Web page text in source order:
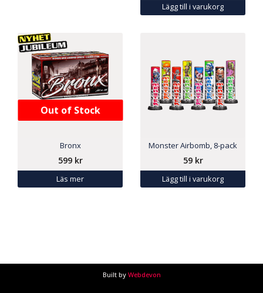
Lägg till i varukorg
Out of Stock
Bronx
599 kr
Läs mer
Monster Airbomb, 8-pack
59 kr
Lägg till i varukorg
Built by Webdevon